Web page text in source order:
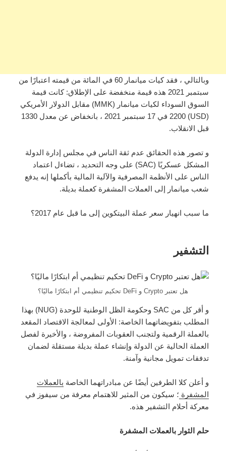
وبالتالي ، فقد كيات ميانمار 60 في المائة من قيمته اعتبارًا من
سبتمبر 2021 هذه قيمة منخفضة على الإطلاق: كانت قيمة
السوق السوداء لكيات ميانمار (MMK) مقابل الدولار الأمريكي
(USD) 2200 في 17 سبتمبر 2021 ، بانخفاض عن معدل 1330
قبل الانقلاب.
و تصور هذه الحقائق عدم ثقة الناس في مجلس إدارة الدولة
المشكل عسكريًا (SAC) على وجه التحديد ، تضاءل اعتماد
الناس على الأنظمة المصرفية والآلية المالية بأكملها إنه يدفع
شعب ميانمار إلى العملات المشفرة كعملة بديلة.
ما سبب انهيار سعر عملة البيتكوين إلى ما قبل عام 2017؟
التشفير
هل تعتبر Crypto و DeFi تحكيم تنظيمي أم ابتكارًا ماليًا؟
و أقر كل من SAC وحكومة الظل الوطنية للوحدة (NUG) بهذا
المطلب بتفويضاتهما الخاصة: الأولى لمعالجة الاقتصاد المقعد
بالعملة الرقمية ولتجنب العقوبات المفروضة ، والأخيرة لفصل
العملة الحالية عن الدولة وإنشاء عملة بديلة مستقلة لضمان
تدفقات تمويل مجانية وآمنة.
و أعلن كلا الطرفين أيضًا عن مبادراتهما الخاصة بالعملات
المشفرة ؛ سيكون من المثير للاهتمام معرفة من سيفوز في
معركة أحلام التشفير هذه.
حلم الثوار بالعملات المشفرة